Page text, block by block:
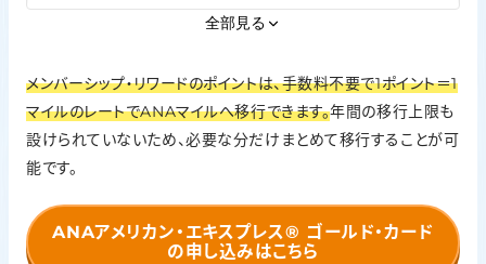
全部見る
メンバーシップ・リワードのポイントは、手数料不要で1ポイント＝1
マイルのレートでANAマイルへ移行できます。年間の移行上限も
設けられていないため、必要な分だけまとめて移行することが可
能です。
ANAアメリカン・エキスプレス® ゴールド・カード
の申し込みはこちら